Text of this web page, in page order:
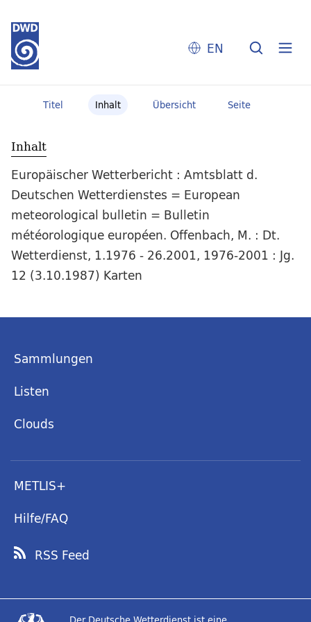
EN
Titel Inhalt Übersicht Seite
Inhalt
Europäischer Wetterbericht : Amtsblatt d.
Deutschen Wetterdienstes = European
meteorological bulletin = Bulletin
météorologique européen. Offenbach, M. : Dt.
Wetterdienst, 1.1976 - 26.2001, 1976-2001 : Jg.
12 (3.10.1987) Karten
Sammlungen
Listen
Clouds
METLIS+
Hilfe/FAQ
RSS Feed